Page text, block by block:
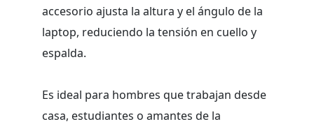
accesorio ajusta la altura y el ángulo de la
laptop, reduciendo la tensión en cuello y
espalda.
Es ideal para hombres que trabajan desde
casa, estudiantes o amantes de la